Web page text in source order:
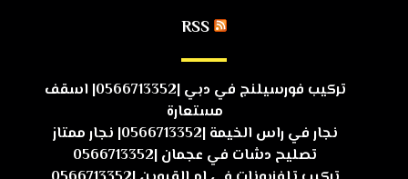
RSS
تركيب فورسيلنج في دبي |0566713352| اسقف
مستعارة
نجار في راس الخيمة |0566713352| نجار ممتاز
تصليح دشات في عجمان |0566713352